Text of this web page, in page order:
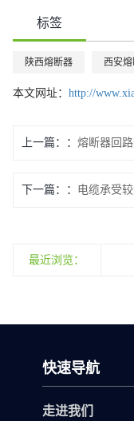
标签
陕西熔断器 西安
本文网址： http://
上一篇： 熔断器回
下一篇： 电缆承受
最近浏览：
快速导航
走进我们